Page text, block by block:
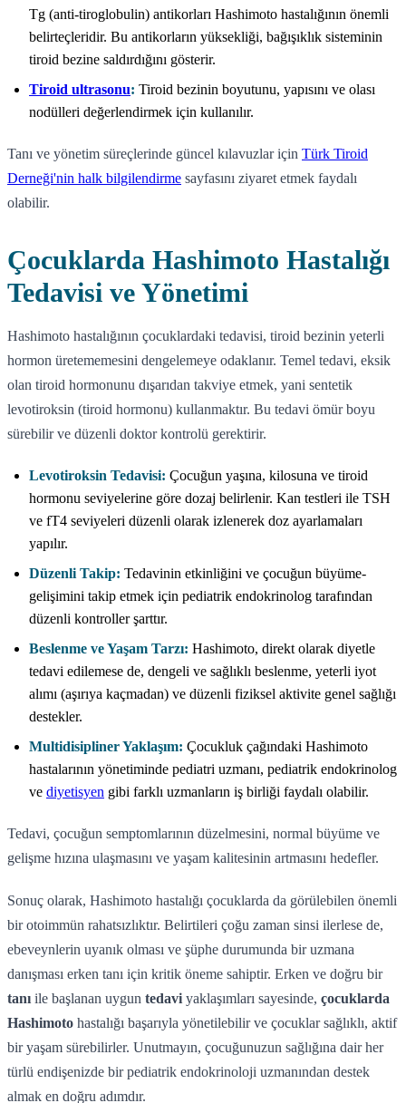
Tg (anti-tiroglobulin) antikorları Hashimoto hastalığının önemli
belirteçleridir. Bu antikorların yüksekliği, bağışıklık sisteminin
tiroid bezine saldırdığını gösterir.
Tiroid ultrasonu: Tiroid bezinin boyutunu, yapısını ve olası
nodülleri değerlendirmek için kullanılır.
Tanı ve yönetim süreçlerinde güncel kılavuzlar için Türk Tiroid
Derneği'nin halk bilgilendirme sayfasını ziyaret etmek faydalı
olabilir.
Çocuklarda Hashimoto Hastalığı
Tedavisi ve Yönetimi
Hashimoto hastalığının çocuklardaki tedavisi, tiroid bezinin yeterli
hormon üretememesini dengelemeye odaklanır. Temel tedavi, eksik
olan tiroid hormonunu dışarıdan takviye etmek, yani sentetik
levotiroksin (tiroid hormonu) kullanmaktır. Bu tedavi ömür boyu
sürebilir ve düzenli doktor kontrolü gerektirir.
Levotiroksin Tedavisi: Çocuğun yaşına, kilosuna ve tiroid
hormonu seviyelerine göre dozaj belirlenir. Kan testleri ile TSH
ve fT4 seviyeleri düzenli olarak izlenerek doz ayarlamaları
yapılır.
Düzenli Takip: Tedavinin etkinliğini ve çocuğun büyüme-
gelişimini takip etmek için pediatrik endokrinolog tarafından
düzenli kontroller şarttır.
Beslenme ve Yaşam Tarzı: Hashimoto, direkt olarak diyetle
tedavi edilemese de, dengeli ve sağlıklı beslenme, yeterli iyot
alımı (aşırıya kaçmadan) ve düzenli fiziksel aktivite genel sağlığı
destekler.
Multidisipliner Yaklaşım: Çocukluk çağındaki Hashimoto
hastalarının yönetiminde pediatri uzmanı, pediatrik endokrinolog
ve diyetisyen gibi farklı uzmanların iş birliği faydalı olabilir.
Tedavi, çocuğun semptomlarının düzelmesini, normal büyüme ve
gelişme hızına ulaşmasını ve yaşam kalitesinin artmasını hedefler.
Sonuç olarak, Hashimoto hastalığı çocuklarda da görülebilen önemli
bir otoimmün rahatsızlıktır. Belirtileri çoğu zaman sinsi ilerlese de,
ebeveynlerin uyanık olması ve şüphe durumunda bir uzmana
danışması erken tanı için kritik öneme sahiptir. Erken ve doğru bir
tanı ile başlanan uygun tedavi yaklaşımları sayesinde, çocuklarda
Hashimoto hastalığı başarıyla yönetilebilir ve çocuklar sağlıklı, aktif
bir yaşam sürebilirler. Unutmayın, çocuğunuzun sağlığına dair her
türlü endişenizde bir pediatrik endokrinoloji uzmanından destek
almak en doğru adımdır.